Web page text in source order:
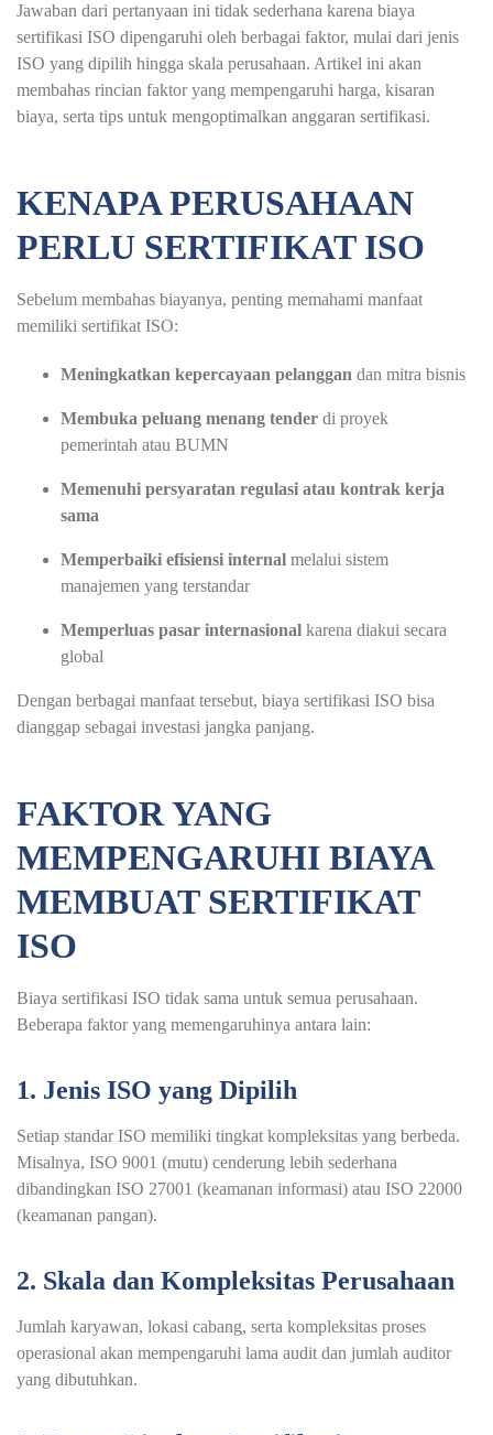
Jawaban dari pertanyaan ini tidak sederhana karena biaya
sertifikasi ISO dipengaruhi oleh berbagai faktor, mulai dari jenis
ISO yang dipilih hingga skala perusahaan. Artikel ini akan
membahas rincian faktor yang mempengaruhi harga, kisaran
biaya, serta tips untuk mengoptimalkan anggaran sertifikasi.
KENAPA PERUSAHAAN
PERLU SERTIFIKAT ISO
Sebelum membahas biayanya, penting memahami manfaat
memiliki sertifikat ISO:
Meningkatkan kepercayaan pelanggan dan mitra bisnis
Membuka peluang menang tender di proyek
pemerintah atau BUMN
Memenuhi persyaratan regulasi atau kontrak kerja
sama
Memperbaiki efisiensi internal melalui sistem
manajemen yang terstandar
Memperluas pasar internasional karena diakui secara
global
Dengan berbagai manfaat tersebut, biaya sertifikasi ISO bisa
dianggap sebagai investasi jangka panjang.
FAKTOR YANG
MEMPENGARUHI BIAYA
MEMBUAT SERTIFIKAT
ISO
Biaya sertifikasi ISO tidak sama untuk semua perusahaan.
Beberapa faktor yang memengaruhinya antara lain:
1. Jenis ISO yang Dipilih
Setiap standar ISO memiliki tingkat kompleksitas yang berbeda.
Misalnya, ISO 9001 (mutu) cenderung lebih sederhana
dibandingkan ISO 27001 (keamanan informasi) atau ISO 22000
(keamanan pangan).
2. Skala dan Kompleksitas Perusahaan
Jumlah karyawan, lokasi cabang, serta kompleksitas proses
operasional akan mempengaruhi lama audit dan jumlah auditor
yang dibutuhkan.